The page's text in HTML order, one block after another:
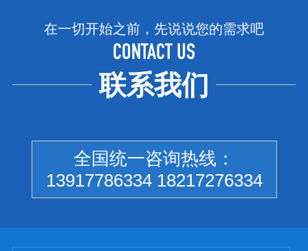
在一切开始之前，先说说您的需求吧
CONTACT US
联系我们
全国统一咨询热线：
13917786334 18217276334